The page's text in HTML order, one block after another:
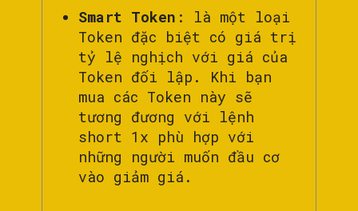
Smart Token : là một loại
Token đặc biệt có giá trị
tỷ lệ nghịch với giá của
Token đối lập. Khi bạn
mua các Token này sẽ
tương đương với lệnh
short 1x phù hợp với
những người muốn đầu cơ
vào giảm giá.